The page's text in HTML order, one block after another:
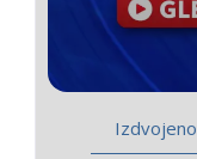
Izdvojeno